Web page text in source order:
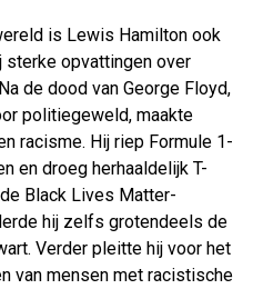
is Lewis Hamilton ook
opvattingen over
de dood van George Floyd,
politiegeweld, maakte
racisme. Hij riep Formule 1-
en droeg herhaaldelijk T-
Black Lives Matter-
hij zelfs grotendeels de
Verder pleitte hij voor het
van mensen met racistische